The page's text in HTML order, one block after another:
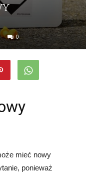
0
mieć nowy
ponieważ